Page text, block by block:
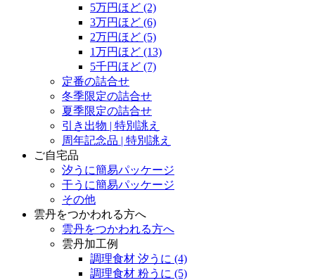
5万円ほど (2)
3万円ほど (6)
2万円ほど (5)
1万円ほど (13)
5千円ほど (7)
定番の詰合せ
冬季限定の詰合せ
夏季限定の詰合せ
引き出物 | 特別誂え
周年記念品 | 特別誂え
ご自宅品
汐うに簡易パッケージ
干うに簡易パッケージ
その他
雲丹をつかわれる方へ
雲丹をつかわれる方へ
雲丹加工例
調理食材 汐うに (4)
調理食材 粉うに (5)